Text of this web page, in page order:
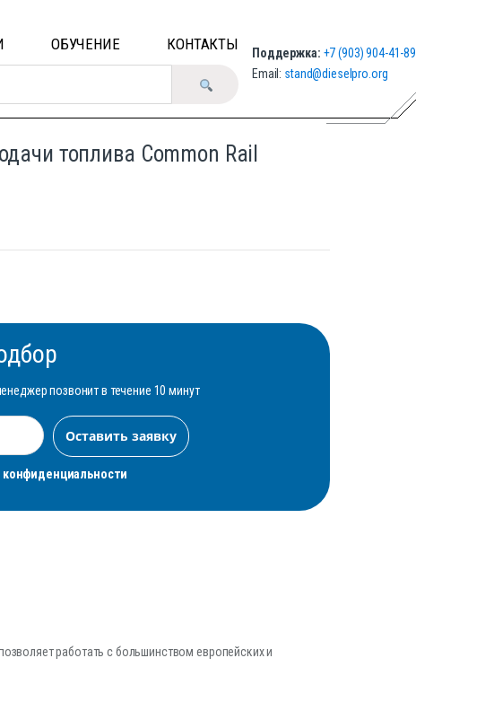
ОБУЧЕНИЕ КОНТАКТЫ
Поддержка: +7 (903) 904-41-89
Email: stand@dieselpro.org
топлива Common Rail
позвонит в течение 10 минут
работать с большинством европейских и